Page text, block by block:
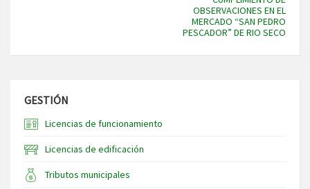
OBSERVACIONES EN EL
MERCADO “SAN PEDRO
PESCADOR” DE RIO SECO
GESTIÓN
Licencias de funcionamiento
Licencias de edificación
Tributos municipales